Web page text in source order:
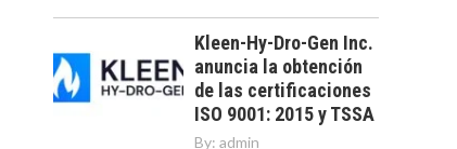
Kleen-Hy-Dro-Gen Inc.
anuncia la obtención
de las certificaciones
ISO 9001: 2015 y TSSA
By: admin